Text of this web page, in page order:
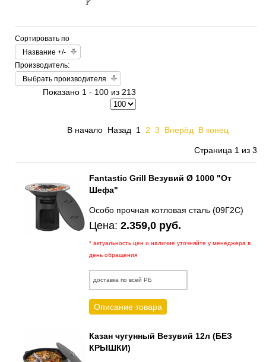
Сортировать по
Название +/-
Производитель:
Выбрать производителя
Показано 1 - 100 из 213
В начало Назад 1 2 3 Вперёд В конец
Страница 1 из 3
Fantastic Grill Везувий Ø 1000 "От
Шефа"
Особо прочная котловая сталь (09Г2С)
Цена: 2.359,0 руб.
* актуальность цен и наличие уточняйте у менеджера в
день обращения
доставка по всей РБ
Описание товара
Казан чугунный Везувий 12л (БЕЗ
КРЫШКИ)